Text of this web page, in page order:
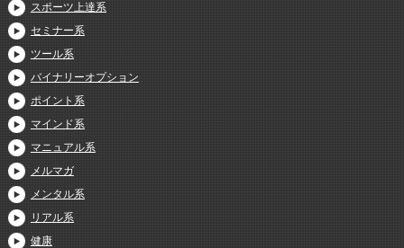
スポーツ上達系
セミナー系
ツール系
バイナリーオプション
ポイント系
マインド系
マニュアル系
メルマガ
メンタル系
リアル系
健康